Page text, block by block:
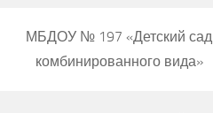
МБДОУ № 197 «Детский сад
комбинированного вида»